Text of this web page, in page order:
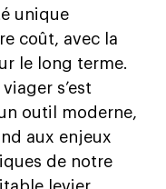
unique
coût, avec la
le long terme.
s’est
outil moderne,
aux enjeux
de notre